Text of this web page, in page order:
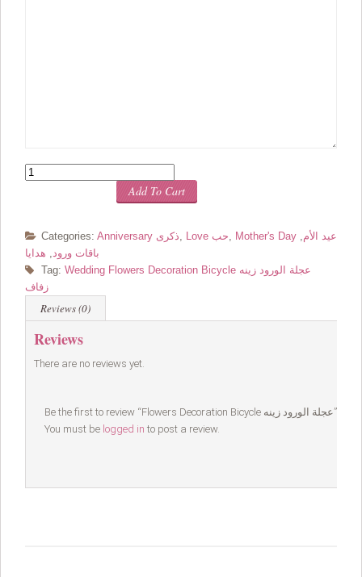
Quantity
Add To Cart
Categories: Anniversary ذكرى Love حب Mother's Day عيد الأم
باقات ورود
هدايا
Tag: Wedding Flowers Decoration Bicycle عجلة الورود زينه
زفاف
Reviews (0)
Reviews
There are no reviews yet.
Be the first to review “Flowers Decoration Bicycle عجلة الورود زينه”
You must be logged in to post a review.